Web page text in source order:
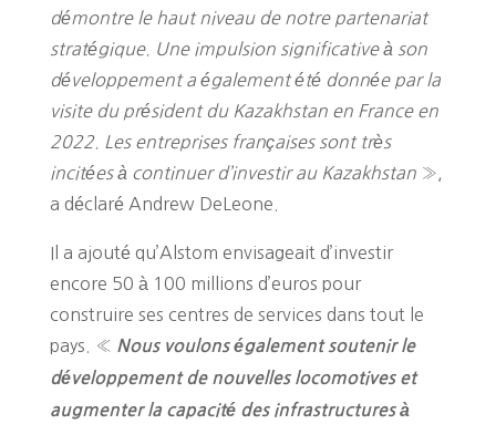
démontre le haut niveau de notre partenariat
stratégique. Une impulsion significative à son
développement a également été donnée par la
visite du président du Kazakhstan en France en
2022. Les entreprises françaises sont très
incitées à continuer d’investir au Kazakhstan»,
a déclaré Andrew DeLeone.
Il a ajouté qu’Alstom envisageait d’investir
encore 50 à 100 millions d’euros pour
construire ses centres de services dans tout le
pays. « Nous voulons également soutenir le
développement de nouvelles locomotives et
augmenter la capacité des infrastructures à